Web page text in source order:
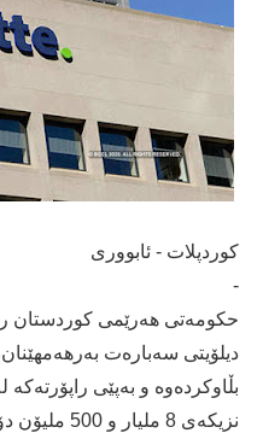
كوردپلات - ئابووری
-
دیلۆیتی سەبارەت
بڵاوکردەوە و بەپێی
نزیکەی 8 ملیار و 500 ملیۆن دۆلار بوە.